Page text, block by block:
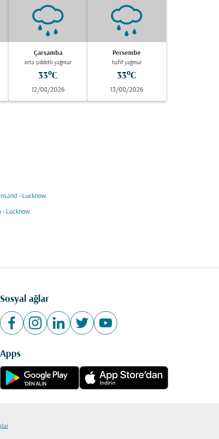
Çarsamba
orta şiddetli yağmur
33°C
12/08/2026
Persembe
hafif yağmur
33°C
13/08/2026
- Lucknow
- Lucknow
Sosyal ağlar
Apps